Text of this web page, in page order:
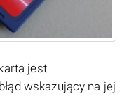
jest
wskazujący na jej